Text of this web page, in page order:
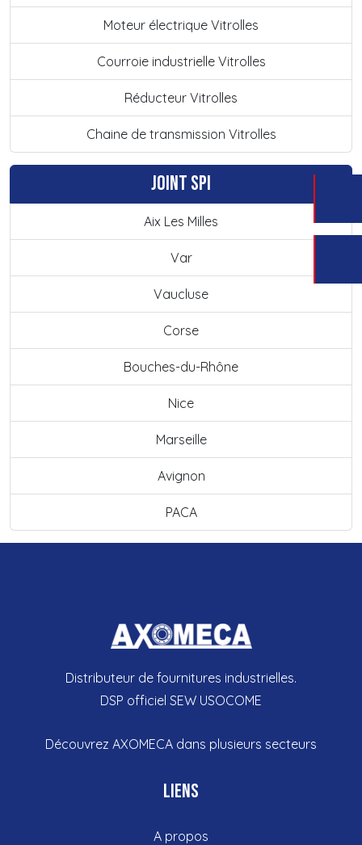
Moteur électrique Vitrolles
Courroie industrielle Vitrolles
Réducteur Vitrolles
Chaine de transmission Vitrolles
Joint SPI
Aix Les Milles
Var
Vaucluse
Corse
Bouches-du-Rhône
Nice
Marseille
Avignon
PACA
Distributeur de fournitures industrielles.
DSP officiel SEW USOCOME
Découvrez AXOMECA dans plusieurs secteurs
Liens
A propos